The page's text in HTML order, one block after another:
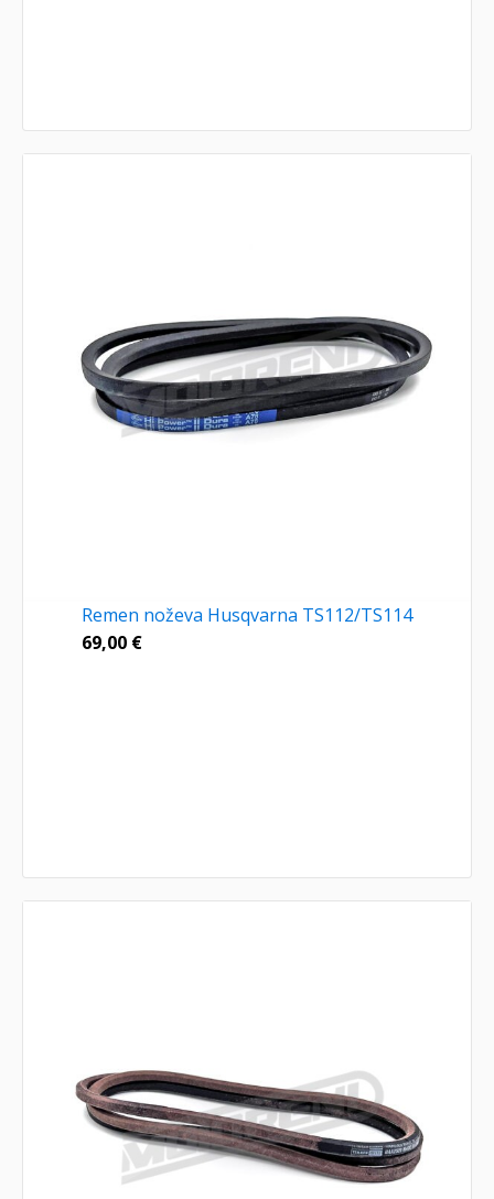
Remen noževa Husqvarna TS112/TS114
69,00 €